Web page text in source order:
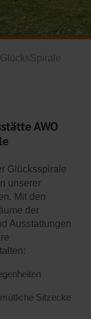
GlücksSpirale
AWO
Glücksspirale
unserer
Mit den
der
Ausstattungen
Sitzecke